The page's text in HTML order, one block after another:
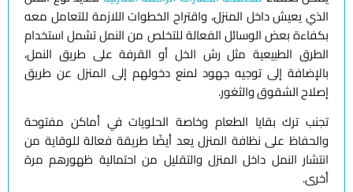
الذي يعيش داخل المنزل، واقتراح الخطوات اللازمة للتعامل معه
بكفاءة بعض الوسائل الفعالة للتخلص من النمل تشمل استخدام
الطرق الطبيعية مثل رش الخل أو القرفة على طريق النمل،
بالإضافة إلى توجيه جهود لمنع دخولهم إلى المنزل عن طريق
إصلاح الشقوق والثغور.
تجنب ترك بقايا الطعام وخاصة الحلويات في أماكن مفتوحة
والحفاظ على نظافة المنزل يعد أيضًا طريقة فعالة للوقاية من
انتشار النمل داخل المنزل والتقليل من احتمالية ظهورهم مرة
أخرى.